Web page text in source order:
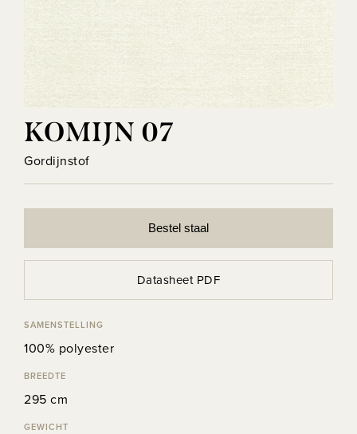
KOMIJN 07
Gordijnstof
Bestel staal
Datasheet PDF
SAMENSTELLING
100% polyester
BREEDTE
295 cm
GEWICHT